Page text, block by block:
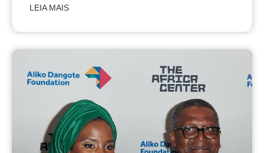
LEIA MAIS